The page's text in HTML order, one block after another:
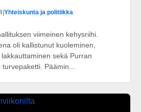
Yhteiskunta ja politiikka
viimeinen kehysriihi.
oli kallistunut kuoleminen,
sekä Purran
Päämin...